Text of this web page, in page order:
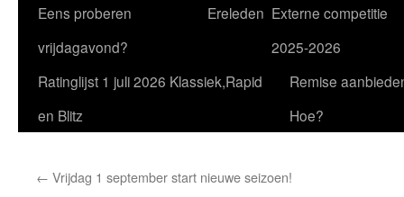
Eens proberen
vrijdagavond?
Ereleden Externe competitie
2025-2026
Ratinglijst 1 juli 2026 Klassiek,Rapid
en Blitz
Remise
Hoe?
← Vrijdag 1 september start nieuwe seizoen!